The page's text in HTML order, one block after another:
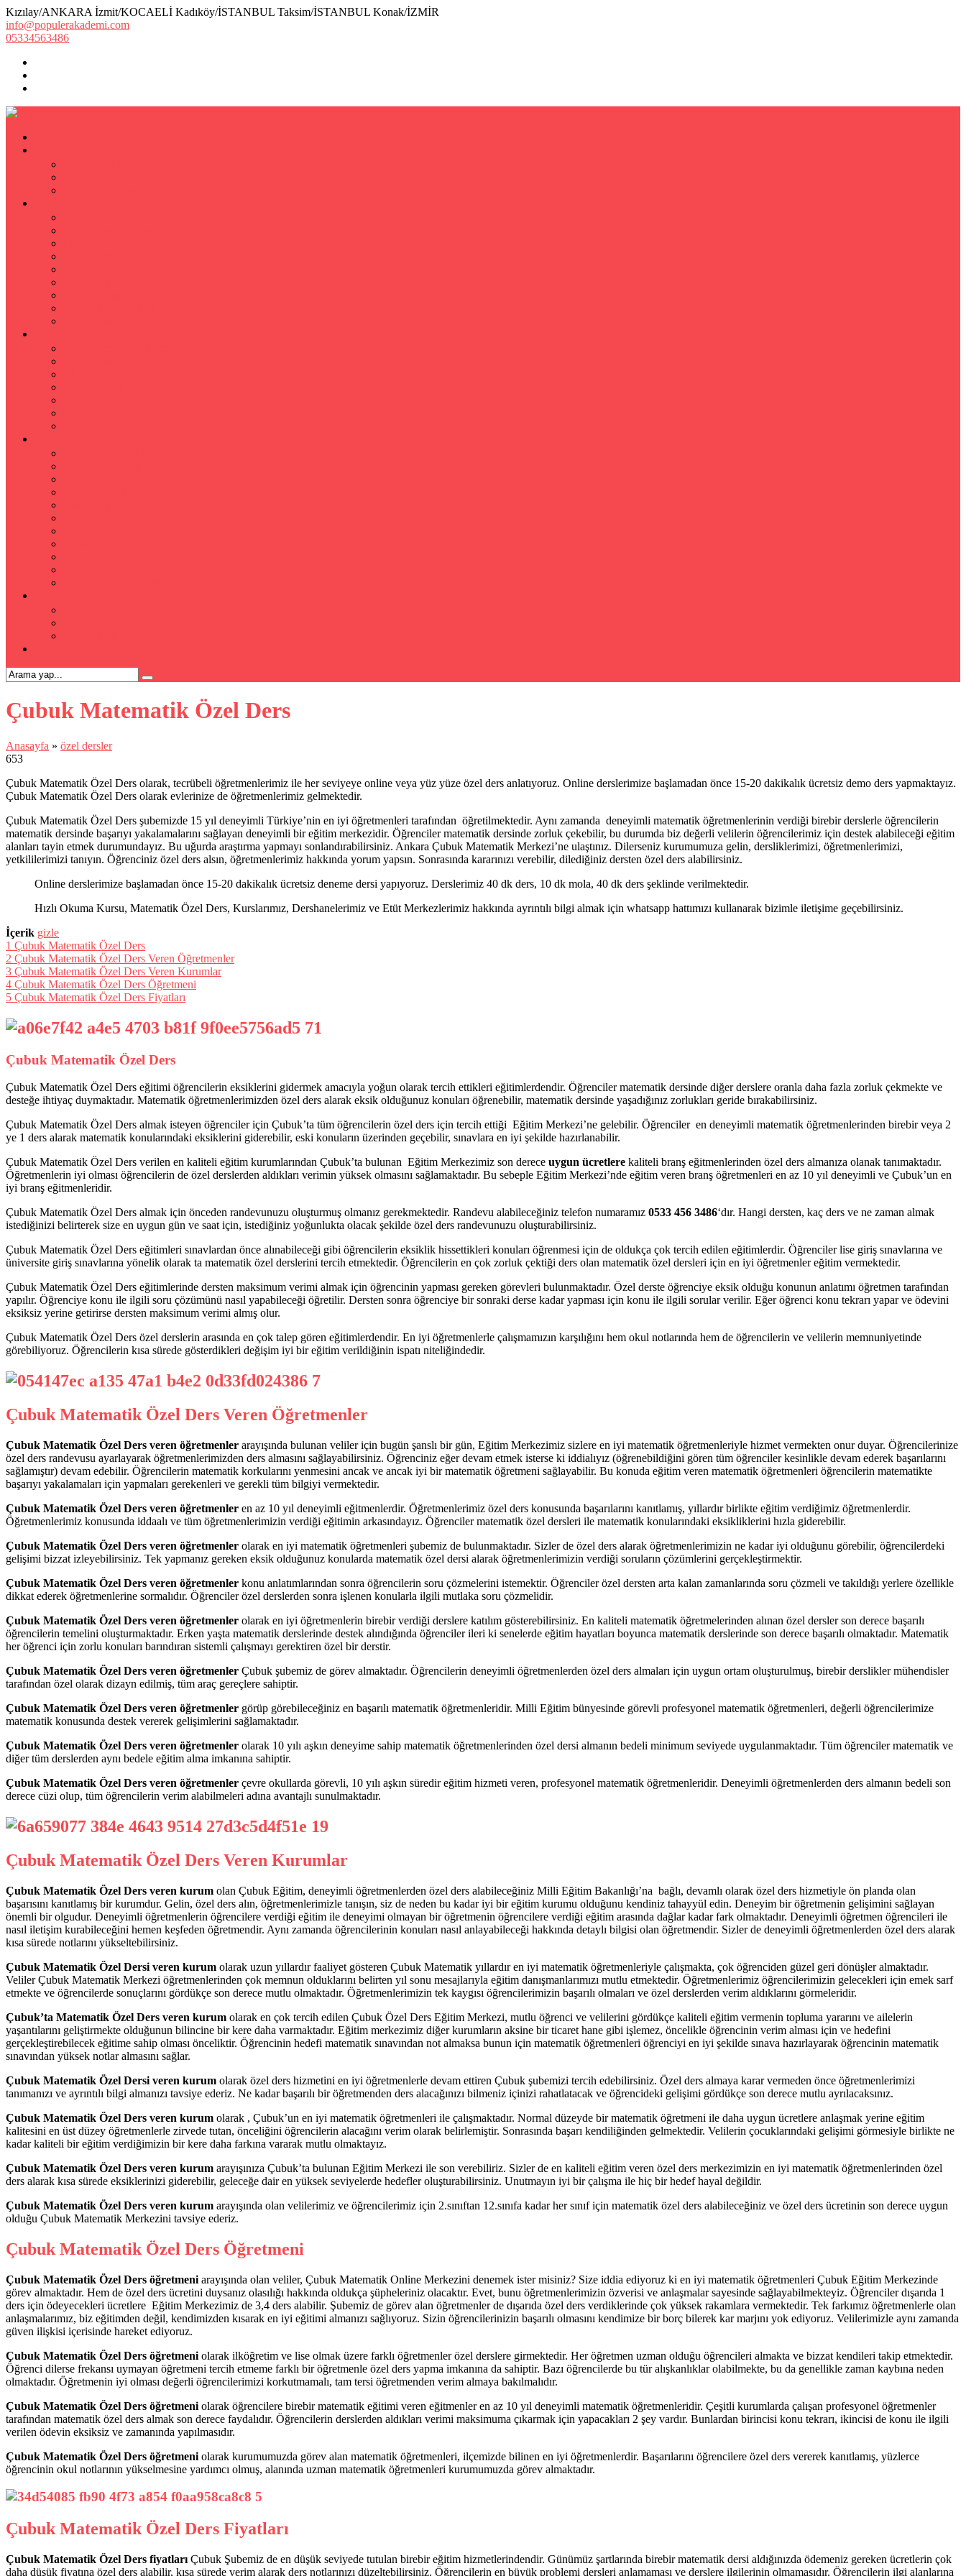
Kızılay/ANKARA İzmit/KOCAELİ Kadıköy/İSTANBUL Taksim/İSTANBUL Konak/İZMİR
info@populerakademi.com
05334563486
Çubuk Matematik Özel Ders
Anasayfa » özel dersler
653
Çubuk Matematik Özel Ders olarak, tecrübeli öğretmenlerimiz ile her seviyeye online veya yüz yüze özel ders anlatıyoruz. Online derslerimize başlamadan önce 15-20 dakikalık ücretsiz demo ders yapmaktayız.
Çubuk Matematik Özel Ders olarak evlerinize de öğretmenlerimiz gelmektedir.
Çubuk Matematik Özel Ders şubemizde 15 yıl deneyimli Türkiye’nin en iyi öğretmenleri tarafından öğretilmektedir. Aynı zamanda deneyimli matematik öğretmenlerinin verdiği birebir derslerle öğrencilerin
matematik dersinde başarıyı yakalamalarını sağlayan deneyimli bir eğitim merkezidir. Öğrenciler matematik dersinde zorluk çekebilir, bu durumda biz değerli velilerin öğrencilerimiz için destek alabileceği eğitim
alanları tayin etmek durumundayız. Bu uğurda araştırma yapmayı sonlandırabilirsiniz. Ankara Çubuk Matematik Merkezi’ne ulaştınız. Dilerseniz kurumumuza gelin, dersliklerimizi, öğretmenlerimizi,
yetkililerimizi tanıyın. Öğrenciniz özel ders alsın, öğretmenlerimiz hakkında yorum yapsın. Sonrasında kararınızı verebilir, dilediğiniz dersten özel ders alabilirsiniz.
Online derslerimize başlamadan önce 15-20 dakikalık ücretsiz deneme dersi yapıyoruz. Derslerimiz 40 dk ders, 10 dk mola, 40 dk ders şeklinde verilmektedir.
Hızlı Okuma Kursu, Matematik Özel Ders, Kurslarımız, Dershanelerimiz ve Etüt Merkezlerimiz hakkında ayrıntılı bilgi almak için whatsapp hattımızı kullanarak bizimle iletişime geçebilirsiniz.
İçerik gizle
1 Çubuk Matematik Özel Ders
2 Çubuk Matematik Özel Ders Veren Öğretmenler
3 Çubuk Matematik Özel Ders Veren Kurumlar
4 Çubuk Matematik Özel Ders Öğretmeni
5 Çubuk Matematik Özel Ders Fiyatları
Çubuk Matematik Özel Ders
Çubuk Matematik Özel Ders eğitimi öğrencilerin eksiklerini gidermek amacıyla yoğun olarak tercih ettikleri eğitimlerdendir. Öğrenciler matematik dersinde diğer derslere oranla daha fazla zorluk çekmekte ve
desteğe ihtiyaç duymaktadır. Matematik öğretmenlerimizden özel ders alarak eksik olduğunuz konuları öğrenebilir, matematik dersinde yaşadığınız zorlukları geride bırakabilirsiniz.
Çubuk Matematik Özel Ders almak isteyen öğrenciler için Çubuk’ta tüm öğrencilerin özel ders için tercih ettiği Eğitim Merkezi’ne gelebilir. Öğrenciler en deneyimli matematik öğretmenlerinden birebir veya 2
ye 1 ders alarak matematik konularındaki eksiklerini giderebilir, eski konuların üzerinden geçebilir, sınavlara en iyi şekilde hazırlanabilir.
Çubuk Matematik Özel Ders verilen en kaliteli eğitim kurumlarından Çubuk’ta bulunan Eğitim Merkezimiz son derece uygun ücretlere kaliteli branş eğitmenlerinden özel ders almanıza olanak tanımaktadır.
Öğretmenlerin iyi olması öğrencilerin de özel derslerden aldıkları verimin yüksek olmasını sağlamaktadır. Bu sebeple Eğitim Merkezi’nde eğitim veren branş öğretmenleri en az 10 yıl deneyimli ve Çubuk’un en
iyi branş eğitmenleridir.
Çubuk Matematik Özel Ders almak için önceden randevunuzu oluşturmuş olmanız gerekmektedir. Randevu alabileceğiniz telefon numaramız 0533 456 3486‘dır. Hangi dersten, kaç ders ve ne zaman almak
istediğinizi belirterek size en uygun gün ve saat için, istediğiniz yoğunlukta olacak şekilde özel ders randevunuzu oluşturabilirsiniz.
Çubuk Matematik Özel Ders eğitimleri sınavlardan önce alınabileceği gibi öğrencilerin eksiklik hissettikleri konuları öğrenmesi için de oldukça çok tercih edilen eğitimlerdir. Öğrenciler lise giriş sınavlarına ve
üniversite giriş sınavlarına yönelik olarak ta matematik özel derslerini tercih etmektedir. Öğrencilerin en çok zorluk çektiği ders olan matematik özel dersleri için en iyi öğretmenler eğitim vermektedir.
Çubuk Matematik Özel Ders eğitimlerinde dersten maksimum verimi almak için öğrencinin yapması gereken görevleri bulunmaktadır. Özel derste öğrenciye eksik olduğu konunun anlatımı öğretmen tarafından
yapılır. Öğrenciye konu ile ilgili soru çözümünü nasıl yapabileceği öğretilir. Dersten sonra öğrenciye bir sonraki derse kadar yapması için konu ile ilgili sorular verilir. Eğer öğrenci konu tekrarı yapar ve ödevini
eksiksiz yerine getirirse dersten maksimum verimi almış olur.
Çubuk Matematik Özel Ders özel derslerin arasında en çok talep gören eğitimlerdendir. En iyi öğretmenlerle çalışmamızın karşılığını hem okul notlarında hem de öğrencilerin ve velilerin memnuniyetinde
görebiliyoruz. Öğrencilerin kısa sürede gösterdikleri değişim iyi bir eğitim verildiğinin ispatı niteliğindedir.
Çubuk Matematik Özel Ders Veren Öğretmenler
Çubuk Matematik Özel Ders veren öğretmenler arayışında bulunan veliler için bugün şanslı bir gün, Eğitim Merkezimiz sizlere en iyi matematik öğretmenleriyle hizmet vermekten onur duyar. Öğrencilerinize
özel ders randevusu ayarlayarak öğretmenlerimizden ders almasını sağlayabilirsiniz. Öğrenciniz eğer devam etmek isterse ki iddialıyız (öğrenebildiğini gören tüm öğrenciler kesinlikle devam ederek başarılarını
sağlamıştır) devam edebilir. Öğrencilerin matematik korkularını yenmesini ancak ve ancak iyi bir matematik öğretmeni sağlayabilir. Bu konuda eğitim veren matematik öğretmenleri öğrencilerin matematikte
başarıyı yakalamaları için yapmaları gerekenleri ve gerekli tüm bilgiyi vermektedir.
Çubuk Matematik Özel Ders veren öğretmenler en az 10 yıl deneyimli eğitmenlerdir. Öğretmenlerimiz özel ders konusunda başarılarını kanıtlamış, yıllardır birlikte eğitim verdiğimiz öğretmenlerdir.
Öğretmenlerimiz konusunda iddaalı ve tüm öğretmenlerimizin verdiği eğitimin arkasındayız. Öğrenciler matematik özel dersleri ile matematik konularındaki eksikliklerini hızla giderebilir.
Çubuk Matematik Özel Ders veren öğretmenler olarak en iyi matematik öğretmenleri şubemiz de bulunmaktadır. Sizler de özel ders alarak öğretmenlerimizin ne kadar iyi olduğunu görebilir, öğrencilerdeki
gelişimi bizzat izleyebilirsiniz. Tek yapmanız gereken eksik olduğunuz konularda matematik özel dersi alarak öğretmenlerimizin verdiği soruların çözümlerini gerçekleştirmektir.
Çubuk Matematik Özel Ders veren öğretmenler konu anlatımlarından sonra öğrencilerin soru çözmelerini istemektir. Öğrenciler özel dersten arta kalan zamanlarında soru çözmeli ve takıldığı yerlere özellikle
dikkat ederek öğretmenlerine sormalıdır. Öğrenciler özel derslerden sonra işlenen konularla ilgili mutlaka soru çözmelidir.
Çubuk Matematik Özel Ders veren öğretmenler olarak en iyi öğretmenlerin birebir verdiği derslere katılım gösterebilirsiniz. En kaliteli matematik öğretmelerinden alınan özel dersler son derece başarılı
öğrencilerin temelini oluşturmaktadır. Erken yaşta matematik derslerinde destek alındığında öğrenciler ileri ki senelerde eğitim hayatları boyunca matematik derslerinde son derece başarılı olmaktadır. Matematik
her öğrenci için zorlu konuları barındıran sistemli çalışmayı gerektiren özel bir derstir.
Çubuk Matematik Özel Ders veren öğretmenler Çubuk şubemiz de görev almaktadır. Öğrencilerin deneyimli öğretmenlerden özel ders almaları için uygun ortam oluşturulmuş, birebir derslikler mühendisler
tarafından özel olarak dizayn edilmiş, tüm araç gereçlere sahiptir.
Çubuk Matematik Özel Ders veren öğretmenler görüp görebileceğiniz en başarılı matematik öğretmenleridir. Milli Eğitim bünyesinde görevli profesyonel matematik öğretmenleri, değerli öğrencilerimize
matematik konusunda destek vererek gelişimlerini sağlamaktadır.
Çubuk Matematik Özel Ders veren öğretmenler olarak 10 yılı aşkın deneyime sahip matematik öğretmenlerinden özel dersi almanın bedeli minimum seviyede uygulanmaktadır. Tüm öğrenciler matematik ve
diğer tüm derslerden aynı bedele eğitim alma imkanına sahiptir.
Çubuk Matematik Özel Ders veren öğretmenler çevre okullarda görevli, 10 yılı aşkın süredir eğitim hizmeti veren, profesyonel matematik öğretmenleridir. Deneyimli öğretmenlerden ders almanın bedeli son
derece cüzi olup, tüm öğrencilerin verim alabilmeleri adına avantajlı sunulmaktadır.
Çubuk Matematik Özel Ders Veren Kurumlar
Çubuk Matematik Özel Ders veren kurum olan Çubuk Eğitim, deneyimli öğretmenlerden özel ders alabileceğiniz Milli Eğitim Bakanlığı’na bağlı, devamlı olarak özel ders hizmetiyle ön planda olan
başarısını kanıtlamış bir kurumdur. Gelin, özel ders alın, öğretmenlerimizle tanışın, siz de neden bu kadar iyi bir eğitim kurumu olduğunu kendiniz tahayyül edin. Deneyim bir öğretmenin gelişimini sağlayan
önemli bir olgudur. Deneyimli öğretmenlerin öğrencilere verdiği eğitim ile deneyimi olmayan bir öğretmenin öğrencilere verdiği eğitim arasında dağlar kadar fark olmaktadır. Deneyimli öğretmen öğrencileri ile
nasıl iletişim kurabileceğini hemen keşfeden öğretmendir. Aynı zamanda öğrencilerinin konuları nasıl anlayabileceği hakkında detaylı bilgisi olan öğretmendir. Sizler de deneyimli öğretmenlerden özel ders alarak
kısa sürede notlarını yükseltebilirsiniz.
Çubuk Matematik Özel Dersi veren kurum olarak uzun yıllardır faaliyet gösteren Çubuk Matematik yıllardır en iyi matematik öğretmenleriyle çalışmakta, çok öğrenciden güzel geri dönüşler almaktadır.
Veliler Çubuk Matematik Merkezi öğretmenlerinden çok memnun olduklarını belirten yıl sonu mesajlarıyla eğitim danışmanlarımızı mutlu etmektedir. Öğretmenlerimiz öğrencilerimizin gelecekleri için emek sarf
etmekte ve öğrencilerde sonuçlarını gördükçe son derece mutlu olmaktadır. Öğretmenlerimizin tek kaygısı öğrencilerimizin başarılı olmaları ve özel derslerden verim aldıklarını görmeleridir.
Çubuk’ta Matematik Özel Ders veren kurum olarak en çok tercih edilen Çubuk Özel Ders Eğitim Merkezi, mutlu öğrenci ve velilerini gördükçe kaliteli eğitim vermenin topluma yararını ve ailelerin
yaşantılarını geliştirmekte olduğunun bilincine bir kere daha varmaktadır. Eğitim merkezimiz diğer kurumların aksine bir ticaret hane gibi işlemez, öncelikle öğrencinin verim alması için ve hedefini
gerçekleştirebilecek eğitime sahip olması önceliktir. Öğrencinin hedefi matematik sınavından not almaksa bunun için matematik öğretmenleri öğrenciyi en iyi şekilde sınava hazırlayarak öğrencinin matematik
sınavından yüksek notlar almasını sağlar.
Çubuk Matematik Özel Dersi veren kurum olarak özel ders hizmetini en iyi öğretmenlerle devam ettiren Çubuk şubemizi tercih edebilirsiniz. Özel ders almaya karar vermeden önce öğretmenlerimizi
tanımanızı ve ayrıntılı bilgi almanızı tavsiye ederiz. Ne kadar başarılı bir öğretmenden ders alacağınızı bilmeniz içinizi rahatlatacak ve öğrencideki gelişimi gördükçe son derece mutlu ayrılacaksınız.
Çubuk Matematik Özel Ders veren kurum olarak , Çubuk’un en iyi matematik öğretmenleri ile çalışmaktadır. Normal düzeyde bir matematik öğretmeni ile daha uygun ücretlere anlaşmak yerine eğitim
kalitesini en üst düzey öğretmenlerle zirvede tutan, önceliğini öğrencilerin alacağını verim olarak belirlemiştir. Sonrasında başarı kendiliğinden gelmektedir. Velilerin çocuklarındaki gelişimi görmesiyle birlikte ne
kadar kaliteli bir eğitim verdiğimizin bir kere daha farkına vararak mutlu olmaktayız.
Çubuk Matematik Özel Ders veren kurum arayışınıza Çubuk’ta bulunan Eğitim Merkezi ile son verebiliriz. Sizler de en kaliteli eğitim veren özel ders merkezimizin en iyi matematik öğretmenlerinden özel
ders alarak kısa sürede eksiklerinizi giderebilir, geleceğe dair en yüksek seviyelerde hedefler oluşturabilirsiniz. Unutmayın iyi bir çalışma ile hiç bir hedef hayal değildir.
Çubuk Matematik Özel Ders veren kurum arayışında olan velilerimiz ve öğrencilerimiz için 2.sınıftan 12.sınıfa kadar her sınıf için matematik özel ders alabileceğiniz ve özel ders ücretinin son derece uygun
olduğu Çubuk Matematik Merkezini tavsiye ederiz.
Çubuk Matematik Özel Ders Öğretmeni
Çubuk Matematik Özel Ders öğretmeni arayışında olan veliler, Çubuk Matematik Online Merkezini denemek ister misiniz? Size iddia ediyoruz ki en iyi matematik öğretmenleri Çubuk Eğitim Merkezinde
görev almaktadır. Hem de özel ders ücretini duysanız olasılığı hakkında oldukça şüpheleriniz olacaktır. Evet, bunu öğretmenlerimizin özverisi ve anlaşmalar sayesinde sağlayabilmekteyiz. Öğrenciler dışarıda 1
ders için ödeyecekleri ücretlere Eğitim Merkezimiz de 3,4 ders alabilir. Şubemiz de görev alan öğretmenler de dışarıda özel ders verdiklerinde çok yüksek rakamlara vermektedir. Tek farkımız öğretmenlerle olan
anlaşmalarımız, biz eğitimden değil, kendimizden kısarak en iyi eğitimi almanızı sağlıyoruz. Sizin öğrencilerinizin başarılı olmasını kendimize bir borç bilerek kar marjını yok ediyoruz. Velilerimizle aynı zamanda
güven ilişkisi içerisinde hareket ediyoruz.
Çubuk Matematik Özel Ders öğretmeni olarak ilköğretim ve lise olmak üzere farklı öğretmenler özel derslere girmektedir. Her öğretmen uzman olduğu öğrencileri almakta ve bizzat kendileri takip etmektedir.
Öğrenci dilerse frekansı uymayan öğretmeni tercih etmeme farklı bir öğretmenle özel ders yapma imkanına da sahiptir. Bazı öğrencilerde bu tür alışkanlıklar olabilmekte, bu da genellikle zaman kaybına neden
olmaktadır. Öğretmenin iyi olması değerli öğrencilerimizi korkutmamalı, tam tersi öğretmenden verim almaya bakılmalıdır.
Çubuk Matematik Özel Ders öğretmeni olarak öğrencilere birebir matematik eğitimi veren eğitmenler en az 10 yıl deneyimli matematik öğretmenleridir. Çeşitli kurumlarda çalışan profesyonel öğretmenler
tarafından matematik özel ders almak son derece faydalıdır. Öğrencilerin derslerden aldıkları verimi maksimuma çıkarmak için yapacakları 2 şey vardır. Bunlardan birincisi konu tekrarı, ikincisi de konu ile ilgili
verilen ödevin eksiksiz ve zamanında yapılmasıdır.
Çubuk Matematik Özel Ders öğretmeni olarak kurumumuzda görev alan matematik öğretmenleri, ilçemizde bilinen en iyi öğretmenlerdir. Başarılarını öğrencilere özel ders vererek kanıtlamış, yüzlerce
öğrencinin okul notlarının yükselmesine yardımcı olmuş, alanında uzman matematik öğretmenleri kurumumuzda görev almaktadır.
Çubuk Matematik Özel Ders Fiyatları
Çubuk Matematik Özel Ders fiyatları Çubuk Şubemiz de en düşük seviyede tutulan birebir eğitim hizmetlerindendir. Günümüz şartlarında birebir matematik dersi aldığınızda ödemeniz gereken ücretlerin çok
daha düşük fiyatına özel ders alabilir, kısa sürede verim alarak ders notlarınızı düzeltebilirsiniz. Öğrencilerin en büyük problemi dersleri anlamaması ve derslere ilgilerinin olmamasıdır. Öğrencilerin ilgi alanlarına